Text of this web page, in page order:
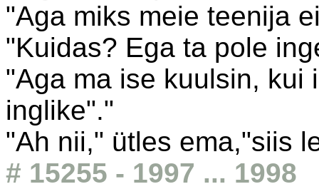
"Aga miks meie teenija
"Kuidas? Ega ta pole
"Aga ma ise kuulsin, kui
inglike"."
"Ah nii," ütles ema,"siis
# 15255 - 1997 ... 1998